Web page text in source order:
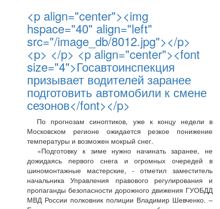
<p align="center"><img
hspace="40" align="left"
src="/image_db/8012.jpg"></p>
<p> </p> <p align="center"><font
size="4">Госавтоинспекция
призывает водителей заранее
подготовить автомобили к смене
сезонов</font></p>
По прогнозам синоптиков, уже к концу недели в
Московском регионе ожидается резкое понижение
температуры и возможен мокрый снег.
«Подготовку к зиме нужно начинать заранее, не
дожидаясь первого снега и огромных очередей в
шиномонтажные мастерские, - отметил заместитель
начальника Управления правового регулирования и
пропаганды безопасности дорожного движения ГУОБДД
МВД России полковник полиции Владимир Шевченко. –